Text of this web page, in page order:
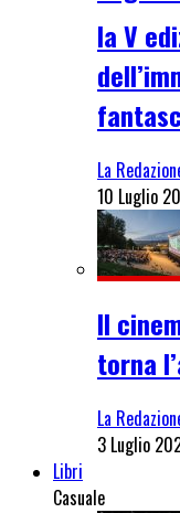
la V
La
10 Luglio
Il
torna
La
3 Luglio
Libri
Casuale